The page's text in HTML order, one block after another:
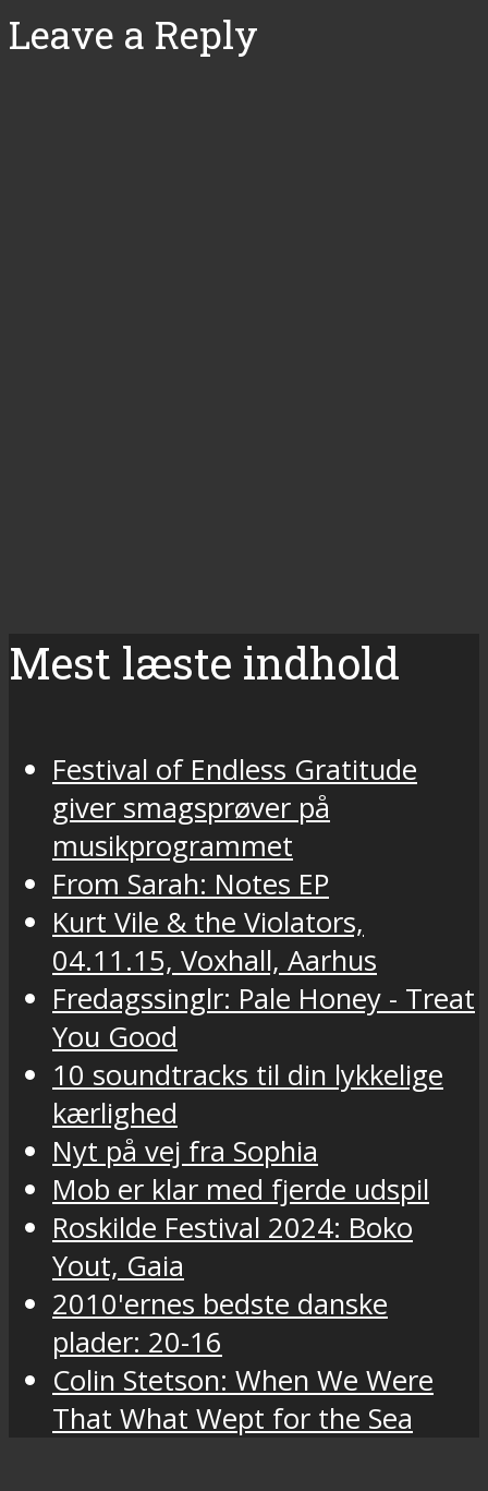
Leave a Reply
Mest læste indhold
Festival of Endless Gratitude
giver smagsprøver på
musikprogrammet
From Sarah: Notes EP
Kurt Vile & the Violators,
04.11.15, Voxhall, Aarhus
Fredagssinglr: Pale Honey - Treat
You Good
10 soundtracks til din lykkelige
kærlighed
Nyt på vej fra Sophia
Mob er klar med fjerde udspil
Roskilde Festival 2024: Boko
Yout, Gaia
2010'ernes bedste danske
plader: 20-16
Colin Stetson: When We Were
That What Wept for the Sea